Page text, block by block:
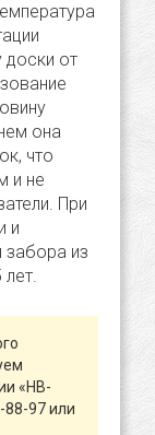
доски от
она
что
и не
При
и
из
«НВ-
88-97 или